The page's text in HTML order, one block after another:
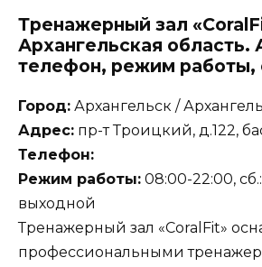
Тренажерный зал
Архангельская область.
телефон, режим работы,
Город: Архангельск /
Адрес: пр-т Троицкий, д.122,
Телефон:
Режим работы: 08:00-22:00,
выходной
Тренажерный зал «CoralFit»
профессиональными